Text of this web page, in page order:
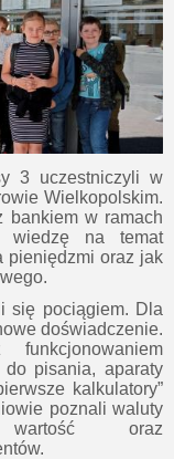
3 uczestniczyli w
Wielkopolskim.
bankiem w ramach
wiedzę na temat
pieniędzmi oraz jak
się pociągiem. Dla
doświadczenie.
do pisania, aparaty
kalkulatory”
poznali waluty
oraz